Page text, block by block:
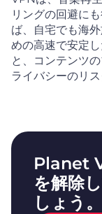
リングの回避に
ば、自宅でも海
めの高速で安定
と、コンテンツ
ライバシーのリ
Planet
を解除
しょう。